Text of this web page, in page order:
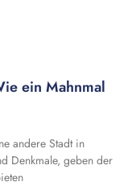
ein Mahnmal
andere Stadt in
Denkmale, geben der